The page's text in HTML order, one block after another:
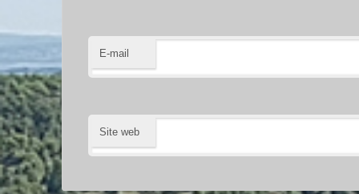
E-mail
Site web